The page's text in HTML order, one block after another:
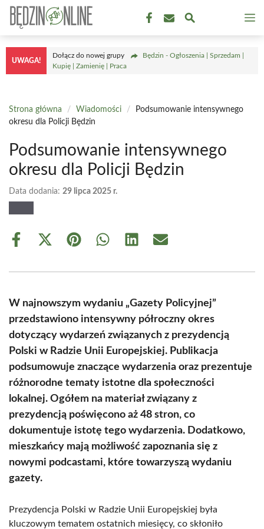
Przejdź
treści
UWAGA!
Dołącz do nowej grupy
Będzin - Ogłoszenia | Sprzedam |
Kupię | Zamienię | Praca
Strona główna / Wiadomości /
Podsumowanie intensywnego
okresu dla Policji Będzin
Podsumowanie intensywnego
okresu dla Policji Będzin
Data dodania: 29 lipca 2025 r.
Share
Share
(Twitter)
Share Share Share Share
W najnowszym wydaniu „Gazety Policyjnej”
przedstawiono intensywny półroczny okres
dotyczący wydarzeń związanych z prezydencją
Polski w Radzie Unii Europejskiej. Publikacja
podsumowuje znaczące wydarzenia oraz prezentuje
różnorodne tematy istotne dla społeczności
lokalnej. Ogółem na materiał związany z
prezydencją poświęcono aż 48 stron, co
dokumentuje istotę tego wydarzenia. Dodatkowo,
mieszkańcy mają możliwość zapoznania się z
nowymi podcastami, które towarzyszą wydaniu
gazety.
Prezydencja Polski w Radzie Unii Europejskiej była
kluczowym tematem ostatnich miesięcy, co skłoniło